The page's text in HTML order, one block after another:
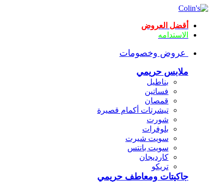
أقضل العروض
الاستدامه
عروض وخصومات
ملابس حريمي
بناطيل
فساتين
قمصان
تيشرتات أكمام قصيرة
شورت
بلوفرات
سويت شيرت
سويت بانتس
كارديجان
تريكو
جاكيتات ومعاطف حريمي